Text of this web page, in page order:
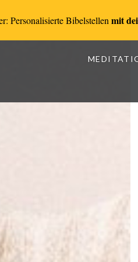
Personalisierte Bibelstellen mit